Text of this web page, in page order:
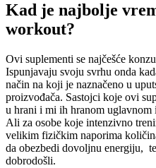
Kad je najbolje
workout?
Ovi suplementi se najčešće
Ispunjavaju svoju svrhu onda
način na koji je naznačeno u
proizvođača. Sastojci koje ovi
u hrani i mi ih hranom
Ali za osobe koje intenzivno
velikim fizičkim naporima
da obezbedi dovoljnu energiju,
dobrodošli.